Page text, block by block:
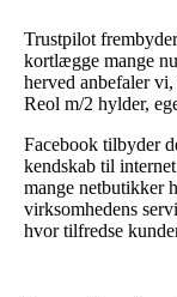
Trustpilot
kortlægge mange
herved anbefaler
Reol m/2 hylder,
Facebook tilbyder
kendskab til
mange netbutikker
virksomhedens
hvor tilfredse